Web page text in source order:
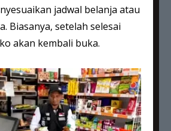
jadwal belanja atau
Biasanya, setelah selesai
akan kembali buka.